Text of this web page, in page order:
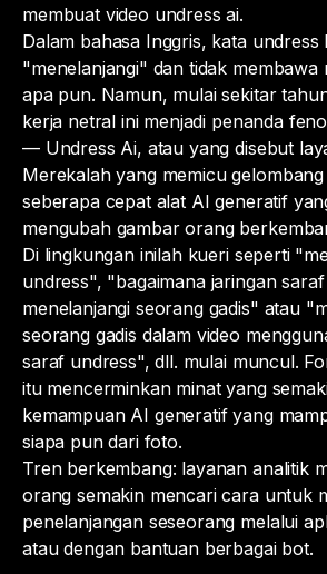
membuat video undress ai.
Dalam bahasa Inggris, kata undress
"menelanjangi" dan tidak membawa
apa pun. Namun, mulai sekitar
kerja netral ini menjadi penanda
— Undress Ai, atau yang disebut
Merekalah yang memicu
seberapa cepat alat AI generatif
mengubah gambar orang
Di lingkungan inilah kueri seperti
undress", "bagaimana jaringan
menelanjangi seorang gadis" atau
seorang gadis dalam video
saraf undress", dll. mulai muncul.
itu mencerminkan minat yang
kemampuan AI generatif yang
siapa pun dari foto.
Tren berkembang: layanan analitik
orang semakin mencari cara untuk
penelanjangan seseorang melalui
atau dengan bantuan berbagai bot.